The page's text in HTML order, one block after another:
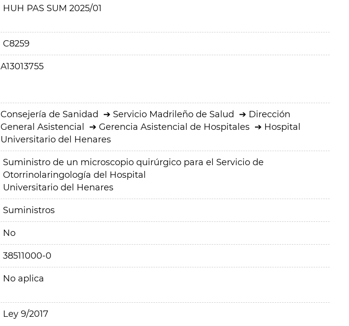
HUH PAS SUM 2025/01
C8259
A13013755
Consejería de Sanidad Servicio Madrileño de Salud
Dirección
General Asistencial
Gerencia Asistencial de Hospitales
Hospital
Universitario del Henares
Suministro de un microscopio quirúrgico para el Servicio de
Otorrinolaringología del Hospital
Universitario del Henares
Suministros
No
38511000-0
No aplica
Ley 9/2017